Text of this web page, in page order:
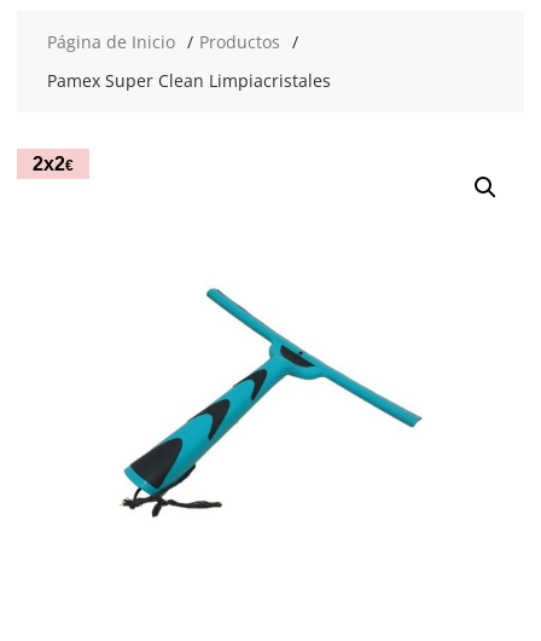
Página de Inicio
Productos
Pamex Super Clean Limpiacristales
2x2€